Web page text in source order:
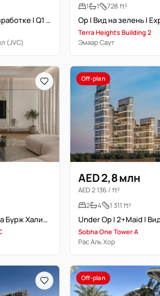
Выгодная цена | В разработке | Q1 2027 | Хорошее вложение
(JVC)
1
1 728 ft²
Op | Вид на зелень |
Terra Heights Building 2
Эмаар Саут
Под операции | Вид на Бурж Халифа | Высокий этаж | Отличная планировка
Off-plan
AED 2,8 млн
AED 2 136 / ft²
2
4 1 311 ft²
Sobha One Tower A
Рас Аль Хор
Off-plan